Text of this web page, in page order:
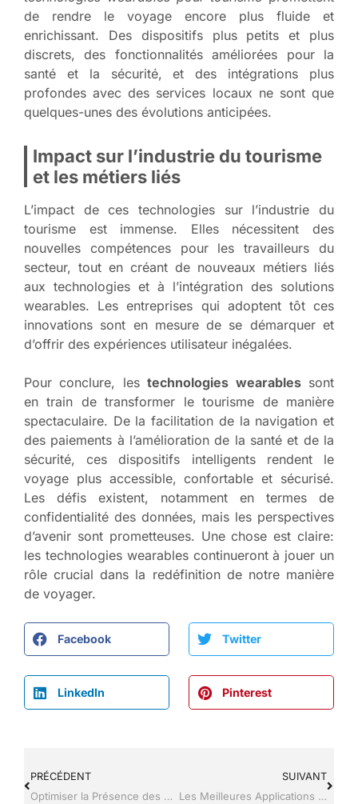
de rendre le voyage encore plus fluide et
enrichissant. Des dispositifs plus petits et plus
discrets, des fonctionnalités améliorées pour la
santé et la sécurité, et des intégrations plus
profondes avec des services locaux ne sont que
quelques-unes des évolutions anticipées.
Impact sur l’industrie du tourisme
et les métiers liés
L’impact de ces technologies sur l’industrie du
tourisme est immense. Elles nécessitent des
nouvelles compétences pour les travailleurs du
secteur, tout en créant de nouveaux métiers liés
aux technologies et à l’intégration des solutions
wearables. Les entreprises qui adoptent tôt ces
innovations sont en mesure de se démarquer et
d’offrir des expériences utilisateur inégalées.
Pour conclure, lestechnologies wearablessont
en train de transformer le tourisme de manière
spectaculaire. De la facilitation de la navigation et
des paiements à l’amélioration de la santé et de la
sécurité, ces dispositifs intelligents rendent le
voyage plus accessible, confortable et sécurisé.
Les défis existent, notamment en termes de
confidentialité des données, mais les perspectives
d’avenir sont prometteuses. Une chose est claire:
les technologies wearables continueront à jouer un
rôle crucial dans la redéfinition de notre manière
de voyager.
Facebook Twitter
LinkedIn Pinterest
PRÉCÉDENT
Optimiser la Présence des Hôtels sur les Réseaux Sociaux grâce aux Outils High-Tech
SUIVANT
Les Meilleures Applications High-Tech pour Améliorer Votre Road Trip